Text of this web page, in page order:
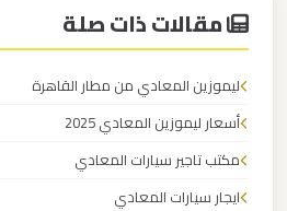
مقالات ذات صلة
ليموزين المعادي من مطار القاهرة
أسعار ليموزين المعادي 2025
مكتب تاجير سيارات المعادي
ايجار سيارات المعادي
ليموزين
ليموزين
لوكسور